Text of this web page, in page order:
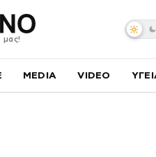
μας!
MEDIA VIDEO